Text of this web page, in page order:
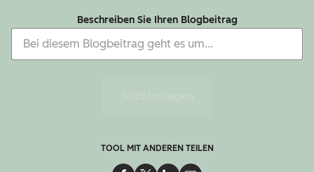
Beschreiben Sie Ihren Blogbeitrag
TOOL MIT ANDEREN TEILEN